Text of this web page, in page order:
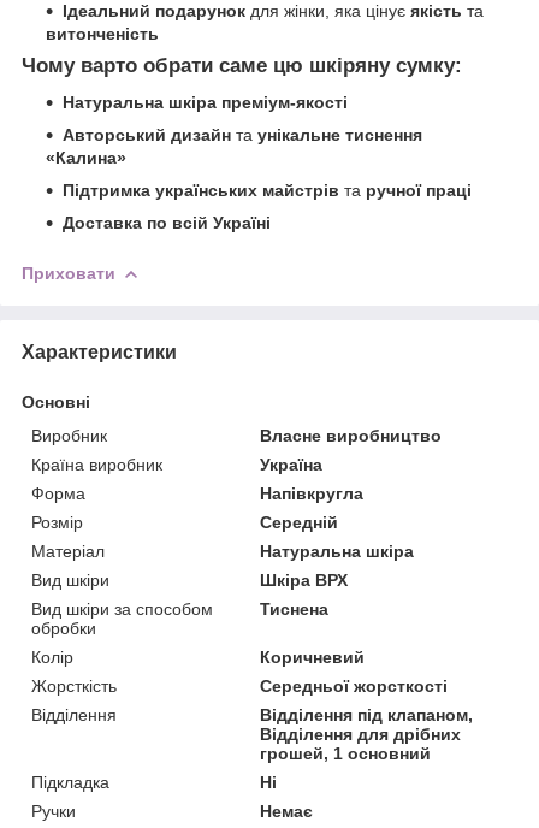
Ідеальний подарунок для жінки, яка цінує якість та
витонченість
Чому варто обрати саме цю шкіряну сумку:
Натуральна шкіра преміум-якості
Авторський дизайн та унікальне тиснення
«Калина»
Підтримка українських майстрів та ручної праці
Доставка по всій Україні
Приховати
Характеристики
Основні
Виробник
Власне виробництво
Країна виробник
Україна
Форма
Напівкругла
Розмір
Середній
Матеріал
Натуральна шкіра
Вид шкіри
Шкіра ВРХ
Вид шкіри за способом
обробки
Тиснена
Колір
Коричневий
Жорсткість
Середньої жорсткості
Відділення
Відділення під клапаном,
Відділення для дрібних
грошей, 1 основний
Підкладка
Ні
Ручки
Немає